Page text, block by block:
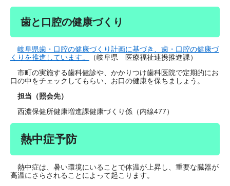
歯と口腔の健康づくり
岐阜県歯・口腔の健康づくり計画に基づき、歯・口腔の健康づ
くりを推進しています。
（岐阜県 医療福祉連携推進課）
市町の実施する歯科健診や、かかりつけ歯科医院で定期的にお
口の中をチェックしてもらい、お口の健康を保ちましょう。
担当（照会先）
西濃保健所健康増進課健康づくり係（内線477）
熱中症予防
熱中症は、暑い環境にいることで体温が上昇し、重要な臓器が
高温にさらされることによって起こります。